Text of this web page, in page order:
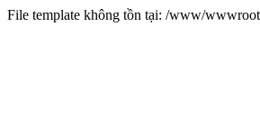
File template không tồn tại: /www/